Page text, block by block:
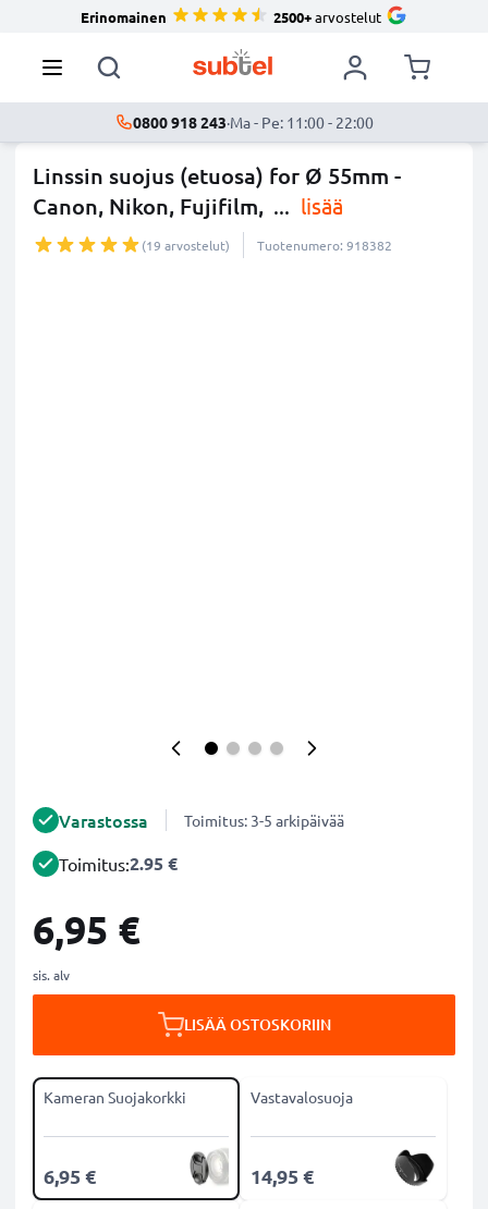
Erinomainen 2500+arvostelut
0800 918 243·Ma - Pe: 11:00 - 22:00
Linssin suojus (etuosa) for Ø 55mm -
Canon, Nikon, Fujifilm, ... lisää
(19 arvostelut) Tuotenumero: 918382
Varastossa Toimitus: 3-5 arkipäivää
Toimitus:2.95 €
6,95 €
sis. alv
LISÄÄ OSTOSKORIIN
Kameran Suojakorkki
6,95 €
Vastavalosuoja
14,95 €